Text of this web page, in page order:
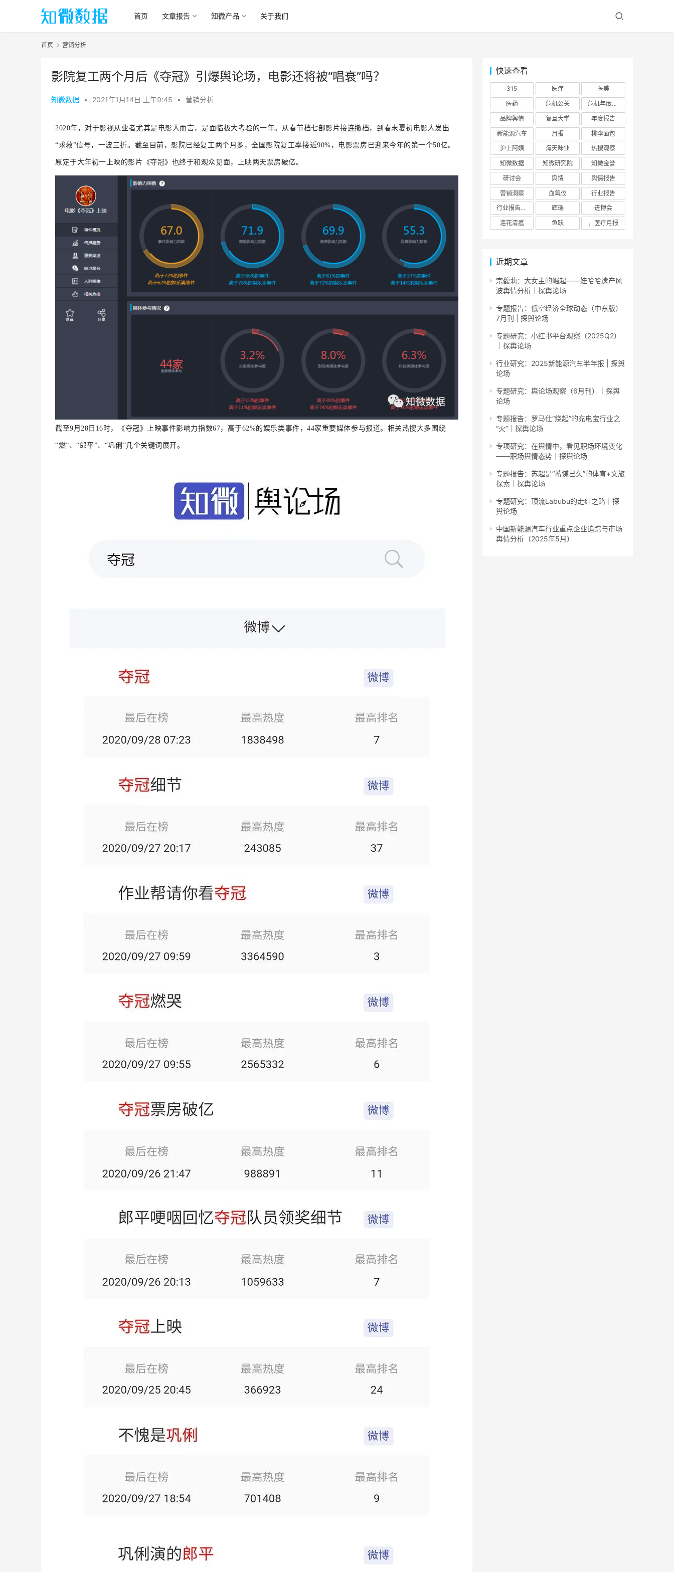
首页 文章报告 知微产品 关于我们
首页 营销分析
影院复工两个月后《夺冠》引爆舆论场，电影还将被“唱衰”吗？
知微数据 • 2021年1月14日 上午9:45 • 营销分析
2020年，对于影视从业者尤其是电影人而言，是面临极大考验的一年。 从春节档七部影片接连撤档，到春末夏初电影人发出
“求救”信号，一波三折。 截至目前，影院已经复工两个月多，全国影院复工率接近90% ，电影票房已迎来今年的第一个50亿。
原定于大年初一上映的影片《夺冠》也终于和观众见面，上映两天票房破亿。
截至9月28日16时，《夺冠》上映事件影响力指数67，高于62%的娱乐类事件，44家重要媒体参与报道。相关热搜大多围绕
“燃”、“郎平”、“巩俐”几个关键词展开。
快速查看
315 医疗
医美
医药
危机公关
危机年度报告
品牌舆情
复旦大学
年度报告
新能源汽车
月报
桃李面包
沪上阿姨
海天味业
热搜观察
知微数据
知微研究院
知微金誉
研讨会
舆情
舆情报告
营销洞察
血氧仪
行业报告
行业报告，年报，证券行业
辉瑞
进博会
连花清瘟
鱼跃 ，医疗月报
近期文章
宗馥莉：大女主的崛起——娃哈哈遗产风
波舆情分析｜探舆论场
专题报告：低空经济全球动态（中东版）
7月刊 | 探舆论场
专题研究：小红书平台观察（2025Q2）
｜探舆论场
行业研究：2025新能源汽车半年报 | 探舆
论场
专题研究：舆论场观察（6月刊）｜探舆
论场
专题报告：罗马仕“烧起”的充电宝行业之
“火”｜探舆论场
专项研究：在舆情中，看见职场环境变化
——职场舆情态势｜探舆论场
专题报告：苏超是“蓄谋已久”的体育+文旅
探索｜探舆论场
专题研究：顶流Labubu的走红之路｜探
舆论场
中国新能源汽车行业重点企业追踪与市场
舆情分析（2025年5月）